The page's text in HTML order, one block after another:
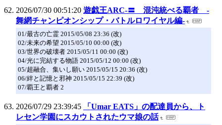
2026/07/30 00:51:20 遊戯王ARC-〓 混沌統べる覇者 -
舞網チャンピオンシップ・バトルロワイヤル編-
01/最古の亡霊 2015/05/08 23:36 (改)
02/未来の希望 2015/05/10 00:00 (改)
03/世界の破壊者 2015/05/11 00:00 (改)
04/光に完結する物語 2015/05/12 00:00 (改)
05/超融合、集いし願い 2015/05/15 20:36 (改)
06/絆と記憶と邪神 2015/05/15 22:39 (改)
07/覇王と覇者 2
2026/07/29 23:39:45
「Umar EATS」の配達員から、ト
レセン学園にスカウトされたウマ娘の話